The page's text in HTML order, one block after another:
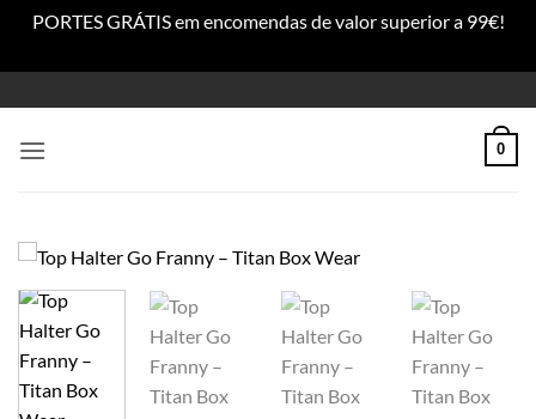
PORTES GRÁTIS em encomendas de valor superior a 99€!
to
content
0